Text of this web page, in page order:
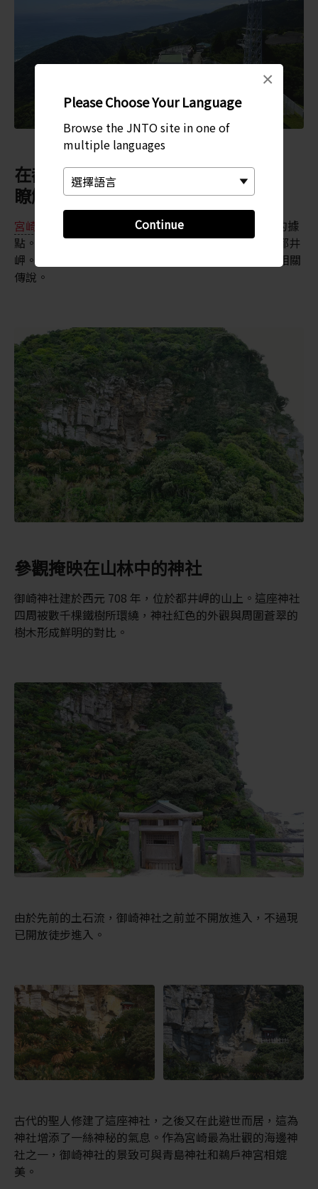
Please Choose Your Language
Browse the JNTO site in one of
multiple languages
Continue
×
在都井岬觀光交流館 PAKALAPAKA
瞭解更多都井岬的歷史
宮崎
在日本歷史上有著重要地位。這裡曾經是武士的據
點。傳說大約 300 年前，武士會將他們的馬匹放養在都井
岬。在都井岬觀光交流館 PAKALAPAKA 能瞭解到更多相關
傳說。
參觀掩映在山林中的神社
御崎神社建於西元 708 年，位於都井岬的山上。這座神社
四周被數千棵鐵樹所環繞，神社紅色的外觀與周圍蒼翠的
樹木形成鮮明的對比。
由於先前的土石流，御崎神社之前並不開放進入，不過現
已開放徒步進入。
古代的聖人修建了這座神社，之後又在此避世而居，這為
神社增添了一絲神秘的氣息。作為宮崎最為壯觀的海邊神
社之一，御崎神社的景致可與青島神社和鵜戶神宮相媲
美。